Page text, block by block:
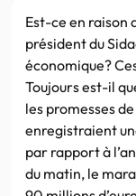
Est-ce en raison
président du
économique?
Toujours est-il
les promesses
enregistraient
par rapport à
du matin, le